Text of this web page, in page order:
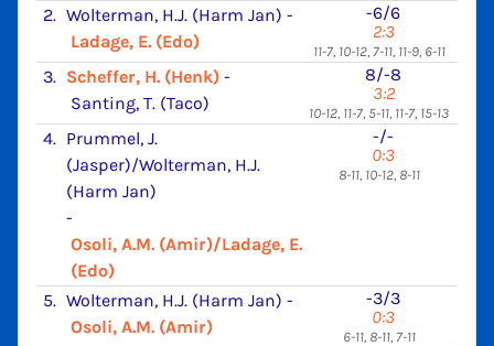
2. Wolterman, H.J. (Harm Jan) -
Ladage, E. (Edo)
-6/6
2:3
11-7, 10-12, 7-11, 11-9, 6-11
3. Scheffer, H. (Henk) -
Santing, T. (Taco)
8/-8
3:2
10-12, 11-7, 5-11, 11-7, 15-13
4. Prummel, J.
(Jasper)/Wolterman, H.J.
(Harm Jan)
-
Osoli, A.M. (Amir)/Ladage, E.
(Edo)
-/-
0:3
8-11, 10-12, 8-11
5. Wolterman, H.J. (Harm Jan) -
Osoli, A.M. (Amir)
-3/3
0:3
6-11, 8-11, 7-11